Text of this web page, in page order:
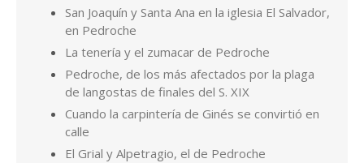
San Joaquín y Santa Ana en la iglesia El Salvador,
en Pedroche
La tenería y el zumacar de Pedroche
Pedroche, de los más afectados por la plaga
de langostas de finales del S. XIX
Cuando la carpintería de Ginés se convirtió en
calle
El Grial y Alpetragio, el de Pedroche